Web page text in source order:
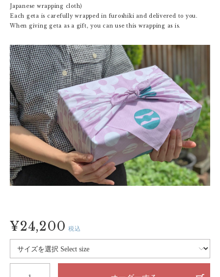
Japanese wrapping cloth)
Each geta is carefully wrapped in furoshiki and delivered to you.
When giving geta as a gift, you can use this wrapping as is.
¥24,200 税込